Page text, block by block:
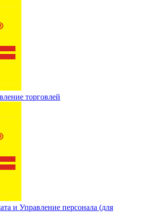
торговлей
и Управление персонала (для